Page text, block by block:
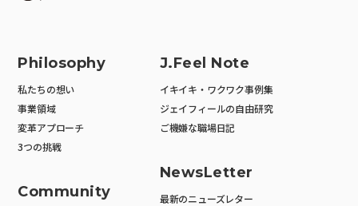
Philosophy
私たちの想い
事業領域
変革アプローチ
3つの挑戦
Community
J.Feel Note
イキイキ・ワクワク事例集
ジェイフィールの自由研究
ご機嫌な職場日記
NewsLetter
最新のニューズレター